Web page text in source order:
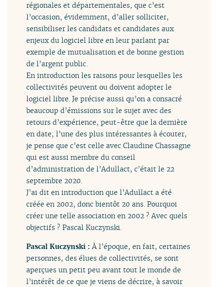
régionales et départementales, que c’est
l’occasion, évidemment, d’aller solliciter,
sensibiliser les candidats et candidates aux
enjeux du logiciel libre en leur parlant par
exemple de mutualisation et de bonne gestion
de l’argent public.
En introduction les raisons pour lesquelles les
collectivités peuvent ou doivent adopter le
logiciel libre. Je précise aussi qu’on a consacré
beaucoup d’émissions sur le sujet avec des
retours d’expérience, peut-être que la dernière
en date, l’une des plus intéressantes à écouter,
je pense que c’est celle avec Claudine Chassagne
qui est aussi membre du conseil
d’administration de l’Adullact, c’était le 22
septembre 2020.
J’ai dit en introduction que l’Adullact a été
créée en 2002, donc bientôt 20 ans. Pourquoi
créer une telle association en 2002 ? Avec quels
objectifs ? Pascal Kuczynski.
Pascal Kuczynski :À l’époque, en fait, certaines
personnes, des élues de collectivités, se sont
aperçues un petit peu avant tout le monde de
l’intérêt de ce que je viens de décrire, à savoir